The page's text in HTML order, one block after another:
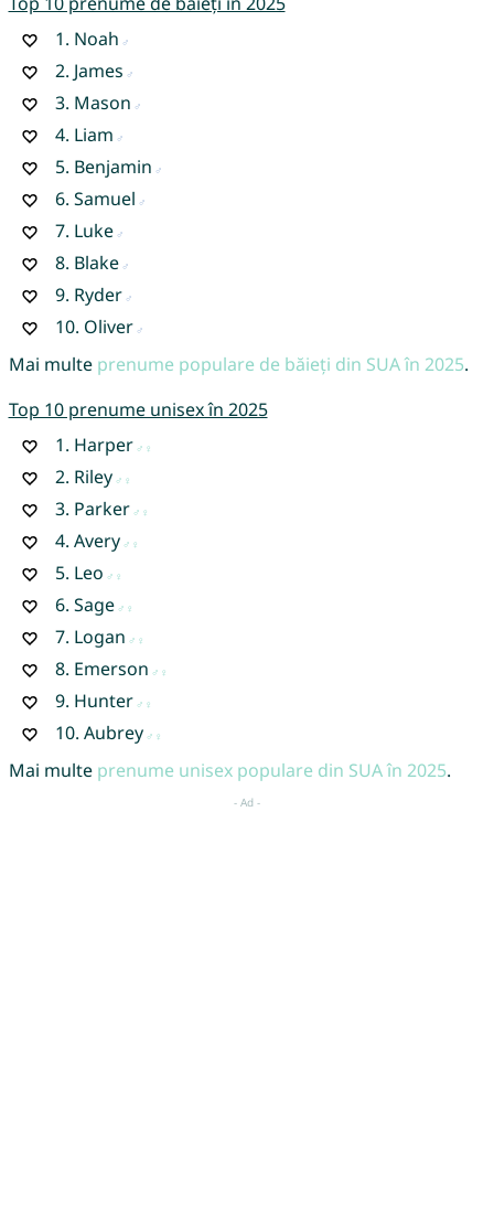
1. Noah
2. James
3. Mason
4. Liam
5. Benjamin
6. Samuel
7. Luke
8. Blake
9. Ryder
10. Oliver
Mai multe prenume populare de băieți din SUA în 2025.
Top 10 prenume unisex în 2025
1. Harper
2. Riley
3. Parker
4. Avery
5. Leo
6. Sage
7. Logan
8. Emerson
9. Hunter
10. Aubrey
Mai multe prenume unisex populare din SUA în 2025.